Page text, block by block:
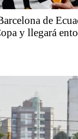
de
y llegará